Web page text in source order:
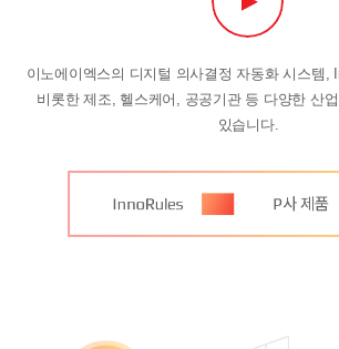
이노에이엑스의 디지털 의사결정 자동화 시스템,
비롯한 제조, 헬스케어, 공공기관 등 다양한 산
있습니다.